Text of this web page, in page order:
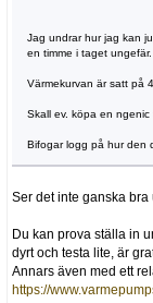
Jag undrar hur jag kan
en timme i taget ungefär.
Värmekurvan är satt på
Skall ev. köpa en
Bifogar logg på hur den
Ser det inte ganska
Du kan prova ställa in
dyrt och testa lite, är
Annars även med ett
https://